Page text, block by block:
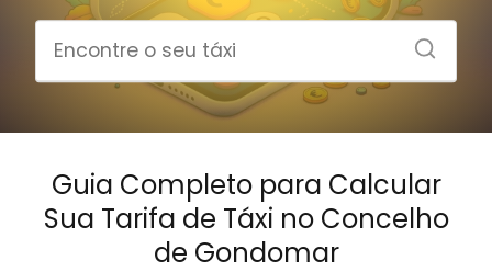
Guia Completo para Calcular
Sua Tarifa de Táxi no Concelho
de Gondomar